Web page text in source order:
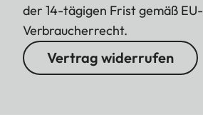
der 14-tägigen Frist gemäß EU-
Verbraucherrecht.
Vertrag widerrufen